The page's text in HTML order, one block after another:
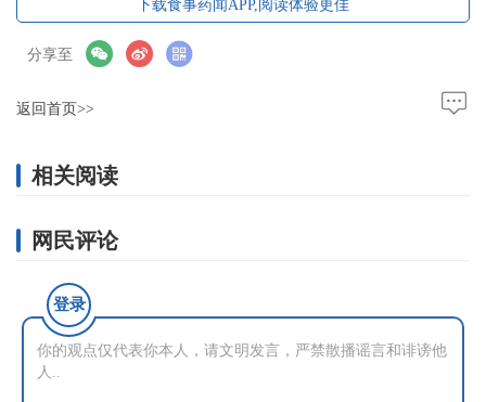
下载食事药闻APP,阅读体验更佳
分享至
返回首页>>
相关阅读
网民评论
登录